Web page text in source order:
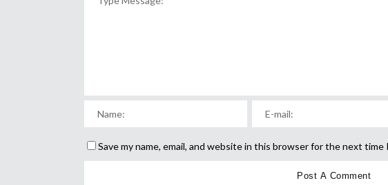
Save my name, email, and website in this browser for the next time